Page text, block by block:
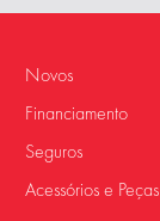
Novos
Financiamento
Seguros
Acessórios e Peças